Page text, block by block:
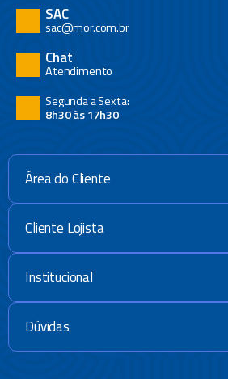
SAC
sac@mor.com.br
Chat
Atendimento
Segunda a Sexta:
8h30 às 17h30
Área do Cliente
Cliente Lojista
Institucional
Dúvidas